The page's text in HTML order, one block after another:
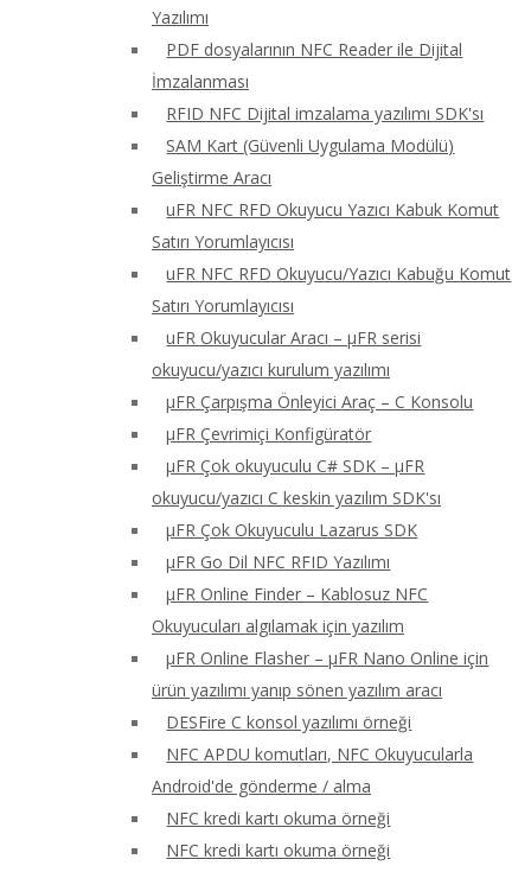
Yazılımı
PDF dosyalarının NFC Reader ile Dijital
İmzalanması
RFID NFC Dijital imzalama yazılımı SDK'sı
SAM Kart (Güvenli Uygulama Modülü)
Geliştirme Aracı
uFR NFC RFD Okuyucu Yazıcı Kabuk Komut
Satırı Yorumlayıcısı
uFR NFC RFD Okuyucu/Yazıcı Kabuğu Komut
Satırı Yorumlayıcısı
uFR Okuyucular Aracı – μFR serisi
okuyucu/yazıcı kurulum yazılımı
μFR Çarpışma Önleyici Araç – C Konsolu
μFR Çevrimiçi Konfigüratör
μFR Çok okuyuculu C# SDK – μFR
okuyucu/yazıcı C keskin yazılım SDK'sı
μFR Çok Okuyuculu Lazarus SDK
μFR Go Dil NFC RFID Yazılımı
μFR Online Finder – Kablosuz NFC
Okuyucuları algılamak için yazılım
μFR Online Flasher – μFR Nano Online için
ürün yazılımı yanıp sönen yazılım aracı
DESFire C konsol yazılımı örneği
NFC APDU komutları, NFC Okuyucularla
Android'de gönderme / alma
NFC kredi kartı okuma örneği
NFC kredi kartı okuma örneği